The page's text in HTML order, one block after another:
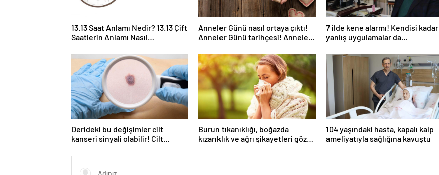
13.13 Saat Anlamı Nedir? 13.13 Çift
Saatlerin Anlamı Nasıl
Anneler Günü nasıl ortaya çıktı!
Anneler Günü tarihçesi! Anneler
7 ilde kene alarmı! Kendisi kadar
yanlış uygulamalar da
yapmayın
Derideki bu değişimler cilt
kanseri sinyali olabilir! Cilt
Burun tıkanıklığı, boğazda
kızarıklık ve ağrı şikayetleri göz
tıkanıklığının nedenleri… Tat ve
104 yaşındaki hasta, kapalı kalp
ameliyatıyla sağlığına kavuştu